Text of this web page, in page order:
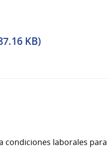
KB)
condiciones laborales